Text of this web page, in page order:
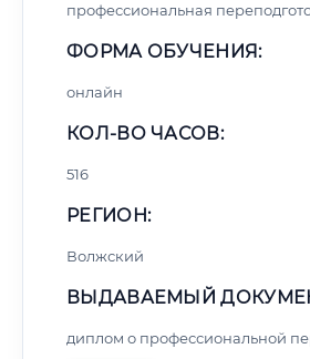
профессиональная
ФОРМА ОБУЧЕНИЯ:
онлайн
КОЛ-ВО ЧАСОВ:
516
РЕГИОН:
Волжский
ВЫДАВАЕМЫЙ
диплом о профессиональной